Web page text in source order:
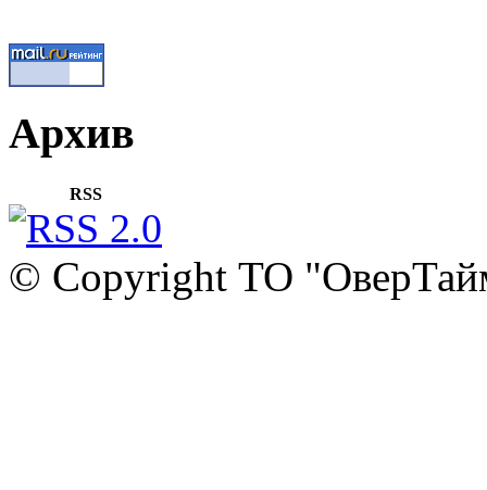
Архив
RSS
© Copyright ТО